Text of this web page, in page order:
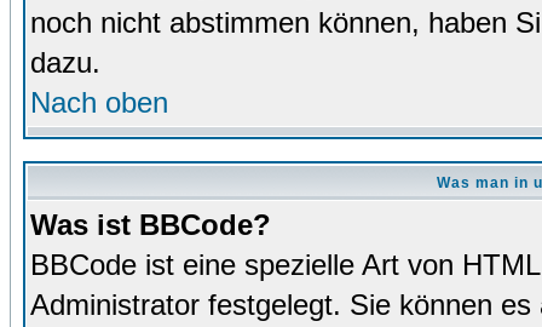
noch nicht abstimmen können, haben
dazu.
Nach oben
Was man in
Was ist BBCode?
BBCode ist eine spezielle Art von
Administrator festgelegt. Sie können